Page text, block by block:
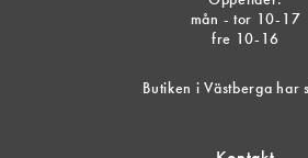
mån - tor 10-17
fre 10-16
Butiken i Västberga har